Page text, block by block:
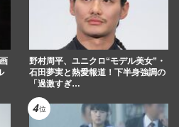
野村周平、ユニクロ“モデル美女”・
石田夢実と熱愛報道！下半身強調の
「過激すぎ…